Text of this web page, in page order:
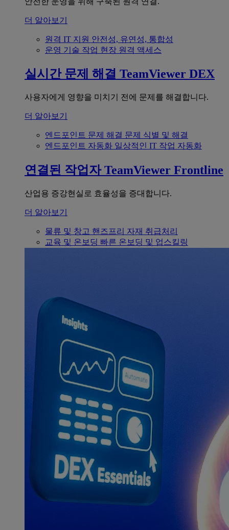
더 알아보기
원격 IT 지원 안전성, 유연성, 통합성
운영 기술 작업 현장 원격 액세스
실시간 문제 해결 TeamViewer DEX
사용자에게 영향을 미치기 전에 문제를 해결합니다.
더 알아보기
엔드포인트 문제 해결 문제 식별 및 해결
엔드포인트 자동화 일상적인 IT 작업 자동화
연결된 작업자 TeamViewer Frontline
산업용 증강현실로 효율성을 증대합니다.
더 알아보기
물류 및 창고 핸즈프리 자재 취급처리
교육 및 온보딩 빠른 온보딩 및 업스킬링